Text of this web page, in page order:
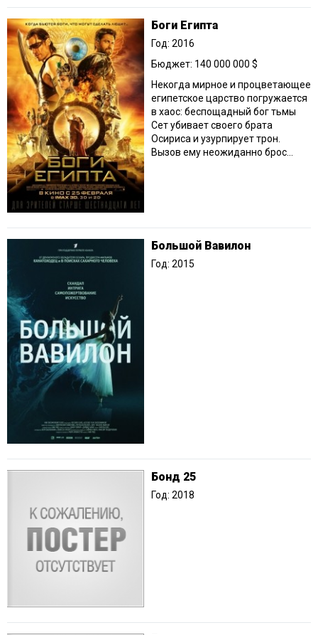
Боги Египта
Год: 2016
Бюджет: 140 000 000 $
Некогда мирное и процветающее
египетское царство погружается
в хаос: беспощадный бог тьмы
Сет убивает своего брата
Осириса и узурпирует трон.
Вызов ему неожиданно брос...
Большой Вавилон
Год: 2015
Бонд 25
Год: 2018